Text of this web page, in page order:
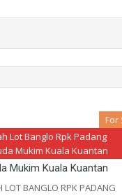
Lot Banglo Rpk Padang
Mukim Kuala Kuantan
For
Lot Banglo Rpk Padang
Mukim Kuala Kuantan
LOT BANGLO RPK PADANG